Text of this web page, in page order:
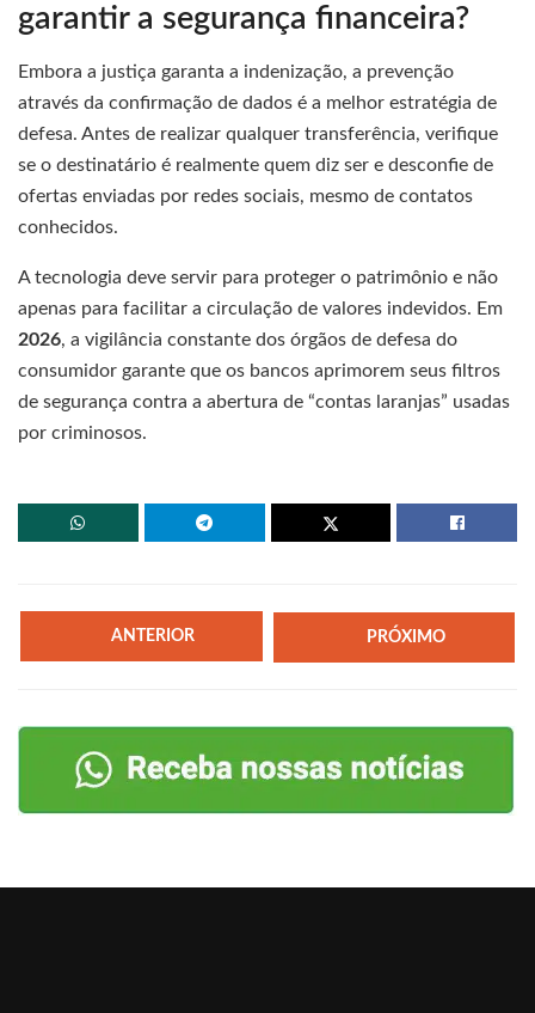
garantir a segurança financeira?
Embora a justiça garanta a indenização, a prevenção
através da confirmação de dados é a melhor estratégia de
defesa. Antes de realizar qualquer transferência, verifique
se o destinatário é realmente quem diz ser e desconfie de
ofertas enviadas por redes sociais, mesmo de contatos
conhecidos.
A tecnologia deve servir para proteger o patrimônio e não
apenas para facilitar a circulação de valores indevidos. Em
2026, a vigilância constante dos órgãos de defesa do
consumidor garante que os bancos aprimorem seus filtros
de segurança contra a abertura de “contas laranjas” usadas
por criminosos.
ANTERIOR PRÓXIMO